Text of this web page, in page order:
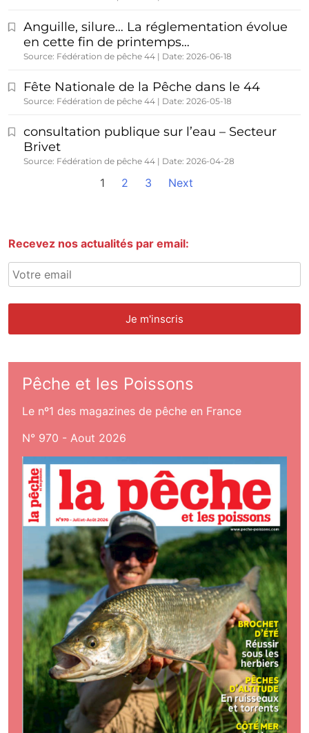
Anguille, silure… La réglementation évolue
en cette fin de printemps…
Source: Fédération de pêche 44 Date: 2026-06-18
Fête Nationale de la Pêche dans le 44
Source: Fédération de pêche 44 Date: 2026-05-18
consultation publique sur l’eau – Secteur
Brivet
Source: Fédération de pêche 44 Date: 2026-04-28
1 2 3 Next
Recevez nos actualités par email:
Pêche et les Poissons
Le nº1 des magazines de pêche en France
N° 970 - Aout 2026